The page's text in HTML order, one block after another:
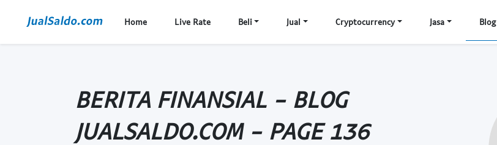
Home Live Rate Beli Jual Cryptocurrency Jasa Blog
BERITA FINANSIAL - BLOG
JUALSALDO.COM - PAGE 136